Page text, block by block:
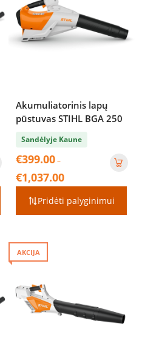
Akumuliatorinis lapų
pūstuvas STIHL BGA 250
Sandėlyje Kaune
€399.00–
€1,037.00Price
range:
€399.00
Pridėti palyginimui
AKCIJA